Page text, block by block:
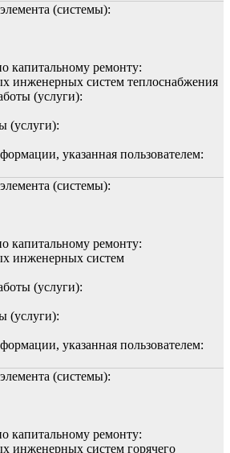
(системы):
капитальному ремонту:
инженерных систем теплоснабжения
(услуги):
(услуги):
указанная пользователем:
(системы):
капитальному ремонту:
инженерных систем
(услуги):
(услуги):
указанная пользователем:
(системы):
капитальному ремонту:
инженерных систем горячего